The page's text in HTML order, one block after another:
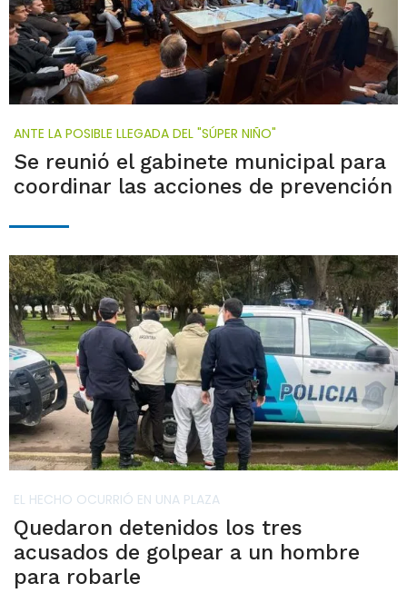
ANTE LA POSIBLE LLEGADA DEL "SÚPER NIÑO"
Se reunió el gabinete municipal para
coordinar las acciones de prevención
EL HECHO OCURRIÓ EN UNA PLAZA
Quedaron detenidos los tres
acusados de golpear a un hombre
para robarle